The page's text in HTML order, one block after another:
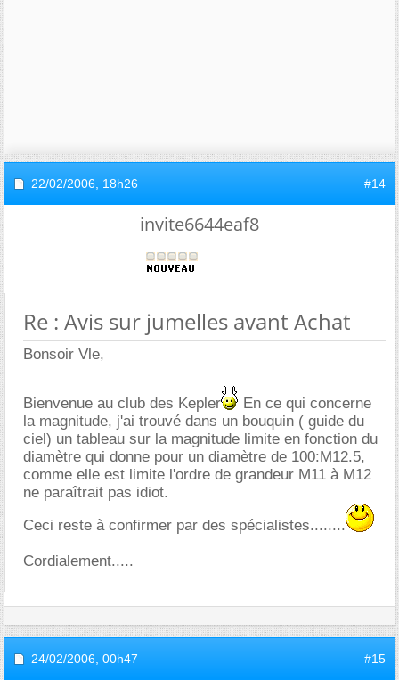
22/02/2006, 18h26 #14
invite6644eaf8
Re : Avis sur jumelles avant Achat
Bonsoir Vle,
Bienvenue au club des Kepler
En ce qui concerne
la magnitude, j'ai trouvé dans un bouquin ( guide du
ciel) un tableau sur la magnitude limite en fonction du
diamètre qui donne pour un diamètre de 100:M12.5,
comme elle est limite l'ordre de grandeur M11 à M12
ne paraîtrait pas idiot.
Ceci reste à confirmer par des spécialistes........
Cordialement.....
24/02/2006, 00h47 #15